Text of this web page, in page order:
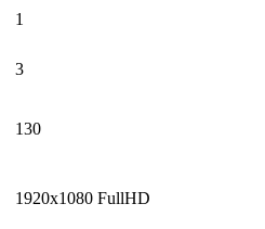
1
3
130
1920x1080 FullHD